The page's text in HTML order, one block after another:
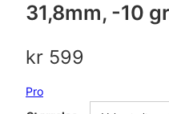
31,8mm, -10
kr 599
Pro